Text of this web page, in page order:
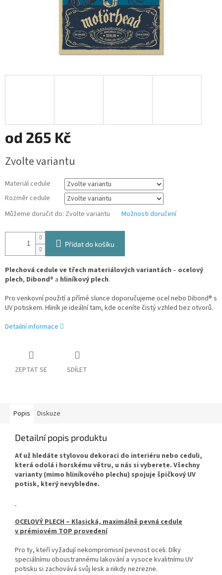
od 265 Kč
cena:
Zvolte variantu
Materiál cedule
Rozměr cedule
Můžeme doručit do: Zvolte variantu Možnosti doručení
Přidat do košíku
Plechová cedule ve třech materiálových variantách – ocelový
plech, Dibond® a hliníkový plech.
Pro venkovní použití a přímé slunce doporučujeme ocel nebo Dibond® s
UV potiskem. Hliník je ideální tam, kde oceníte čistý vzhled bez otvorů.
Detailní informace
ZEPTAT SE SDÍLET
Popis Diskuze
Detailní popis produktu
Ať už hledáte stylovou dekoraci do interiéru nebo ceduli,
která odolá i horskému větru, u nás si vyberete. Všechny
varianty (mimo hliníkového plechu) spojuje špičkový UV
potisk, který nevybledne.
OCELOVÝ PLECH – Klasická, maximálně pevná cedule
v prémiovém TOP provedení
Pro ty, kteří vyžadují nekompromisní pevnost oceli. Díky
speciálnímu oboustrannému lakování a vysoce kvalitnímu UV
potisku si zachovává svůj lesk a nikdy nezrezne.